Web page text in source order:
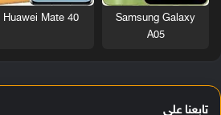
Samsung Galaxy
A05
Huawei Mate 40
تابعنا على